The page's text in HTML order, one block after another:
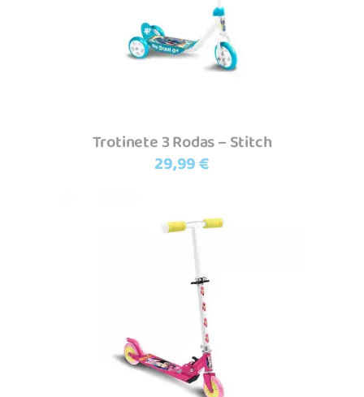
Trotinete 3 Rodas – Stitch
29,99€
Adicionar